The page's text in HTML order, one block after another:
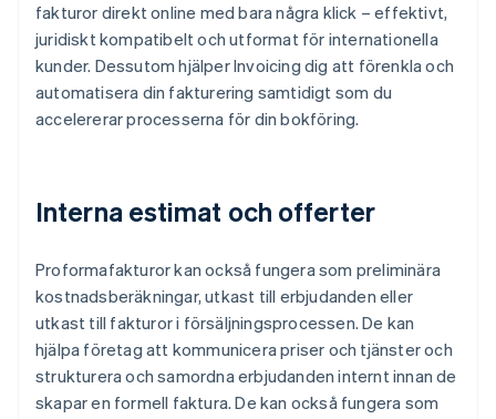
fakturor direkt online med bara några klick – effektivt,
juridiskt kompatibelt och utformat för internationella
kunder. Dessutom hjälper Invoicing dig att förenkla och
automatisera din fakturering samtidigt som du
accelererar processerna för din bokföring.
Interna estimat och offerter
Proformafakturor kan också fungera som preliminära
kostnadsberäkningar, utkast till erbjudanden eller
utkast till fakturor i försäljningsprocessen. De kan
hjälpa företag att kommunicera priser och tjänster och
strukturera och samordna erbjudanden internt innan de
skapar en formell faktura. De kan också fungera som